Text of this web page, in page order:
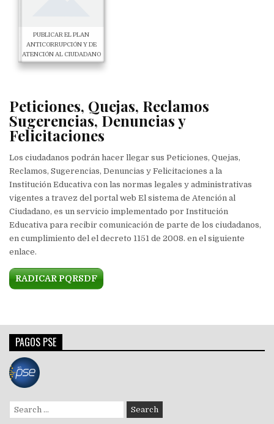
PUBLICAR EL PLAN
ANTICORRUPCIÓN Y DE
ATENCIÓN AL CIUDADANO
Peticiones, Quejas, Reclamos
Sugerencias, Denuncias y
Felicitaciones
Los ciudadanos podrán hacer llegar sus Peticiones, Quejas,
Reclamos, Sugerencias, Denuncias y Felicitaciones a la
Institución Educativa con las normas legales y administrativas
vigentes a travez del portal web El sistema de Atención al
Ciudadano, es un servicio implementado por Institución
Educativa para recibir comunicación de parte de los ciudadanos,
en cumplimiento del el decreto 1151 de 2008. en el siguiente
enlace.
RADICAR PQRSDF
PAGOS PSE
Search
for: